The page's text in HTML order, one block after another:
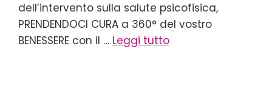
dell’intervento sulla salute psicofisica,
PRENDENDOCI CURA a 360° del vostro
BENESSERE con il … Leggi tutto